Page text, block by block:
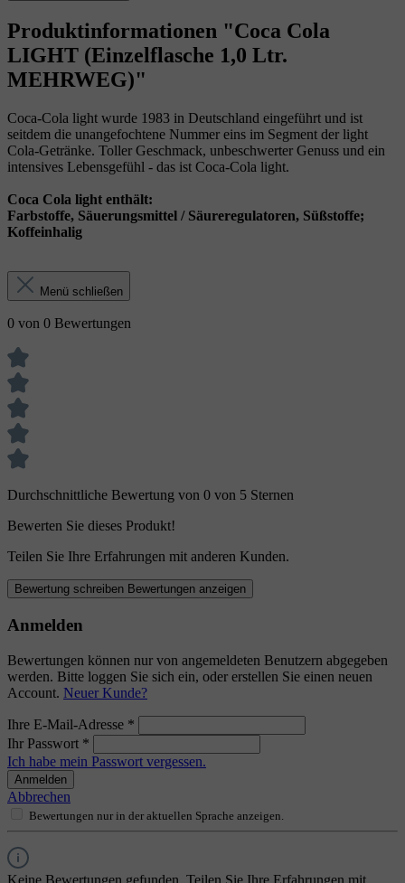
Produktinformationen "Coca Cola
LIGHT (Einzelflasche 1,0 Ltr.
MEHRWEG)"
Coca-Cola light wurde 1983 in Deutschland eingeführt und ist
seitdem die unangefochtene Nummer eins im Segment der light
Cola-Getränke. Toller Geschmack, unbeschwerter Genuss und ein
intensives Lebensgefühl - das ist Coca-Cola light.
Coca Cola light enthält:
Farbstoffe, Säuerungsmittel / Säureregulatoren, Süßstoffe;
Koffeinhalig
Menü schließen
0 von 0 Bewertungen
Durchschnittliche Bewertung von 0 von 5 Sternen
Bewerten Sie dieses Produkt!
Teilen Sie Ihre Erfahrungen mit anderen Kunden.
Bewertung schreiben Bewertungen anzeigen
Anmelden
Bewertungen können nur von angemeldeten Benutzern abgegeben
werden. Bitte loggen Sie sich ein, oder erstellen Sie einen neuen
Account. Neuer Kunde?
Ihre E-Mail-Adresse *
Ihr Passwort *
Ich habe mein Passwort vergessen.
Anmelden
Abbrechen
Bewertungen nur in der aktuellen Sprache anzeigen.
Keine Bewertungen gefunden. Teilen Sie Ihre Erfahrungen mit